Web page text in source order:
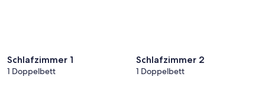
Schlafzimmer 1
1 Doppelbett
Schlafzimmer 2
1 Doppelbett